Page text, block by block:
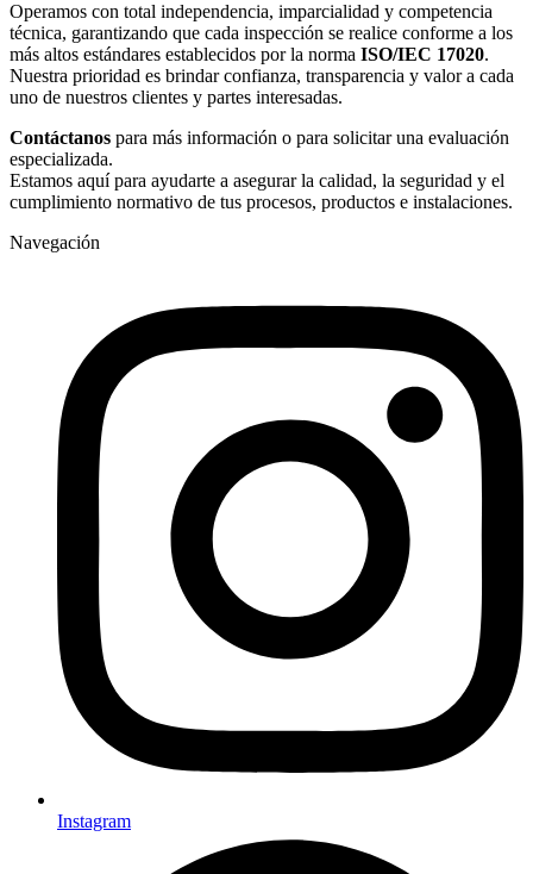
Operamos con total independencia, imparcialidad y competencia
técnica, garantizando que cada inspección se realice conforme a los
más altos estándares establecidos por la norma ISO/IEC 17020.
Nuestra prioridad es brindar confianza, transparencia y valor a cada
uno de nuestros clientes y partes interesadas.
Contáctanos para más información o para solicitar una evaluación
especializada.
Estamos aquí para ayudarte a asegurar la calidad, la seguridad y el
cumplimiento normativo de tus procesos, productos e instalaciones.
Navegación
Instagram